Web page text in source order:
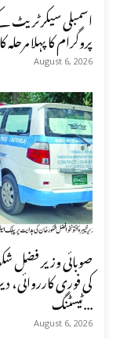
اسمبلی سیکرٹریٹ
پروگرام کا پہلا
August 6, 2026
صوبائی وزیر فضل
کی فوری کارروائی،
ٹیسٹنگ...
August 6, 2026